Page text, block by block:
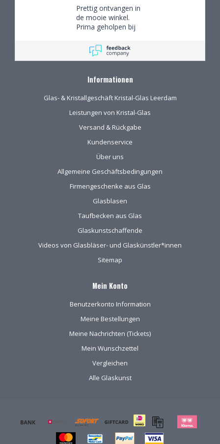
Prettig ontvangen in
de mooie winkel.
Prima geholpen bij
schitterend glaswerk
Informationen
Glas- & Kristallgeschäft Kristal-Glas Leerdam
Leistungen von Kristal-Glas
Versand & Rückgabe
Kundenservice
Über uns
Allgemeine Geschäftsbedingungen
Firmengeschenke aus Glas
Glasblasen
Taufbecken aus Glas
Glaskunstschaffende
Videos von Glasbläser- und Glaskünstler*innen
Sitemap
Mein Konto
Benutzerkonto Information
Meine Bestellungen
Meine Nachrichten (Tickets)
Mein Wunschzettel
Vergleichen
Alle Glaskunst